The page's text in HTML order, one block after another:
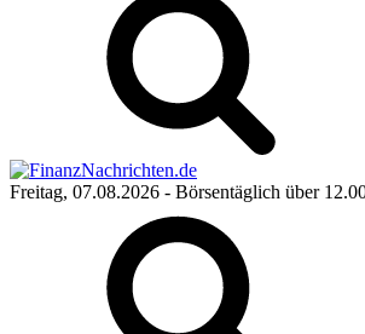
Freitag, 07.08.2026 - Börsentäglich über